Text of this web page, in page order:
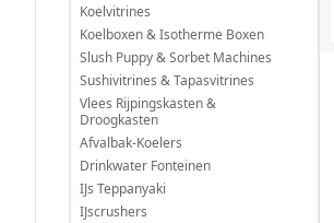
Koelvitrines
Koelboxen & Isotherme Boxen
Slush Puppy & Sorbet Machines
Sushivitrines & Tapasvitrines
Vlees Rijpingskasten &
Droogkasten
Afvalbak-Koelers
Drinkwater Fonteinen
IJs Teppanyaki
IJscrushers